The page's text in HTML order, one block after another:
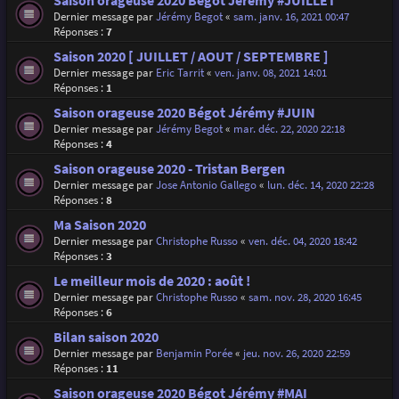
Dernier message parJérémy Begot« sam. janv. 16, 2021 00:47
Réponses :7
Saison 2020 [ JUILLET / AOUT / SEPTEMBRE ]
Dernier message par Eric Tarrit« ven. janv. 08, 2021 14:01
Réponses : 1
Saison orageuse 2020 Bégot Jérémy #JUIN
Dernier message parJérémy Begot« mar. déc. 22, 2020 22:18
Réponses :4
Saison orageuse 2020 - Tristan Bergen
Dernier message parJose Antonio Gallego« lun. déc. 14, 2020 22:28
Réponses :8
Ma Saison 2020
Dernier message parChristophe Russo« ven. déc. 04, 2020 18:42
Réponses :3
Le meilleur mois de 2020 : août !
Dernier message parChristophe Russo« sam. nov. 28, 2020 16:45
Réponses :6
Bilan saison 2020
Dernier message par Benjamin Porée« jeu. nov. 26, 2020 22:59
Réponses : 11
Saison orageuse 2020 Bégot Jérémy #MAI